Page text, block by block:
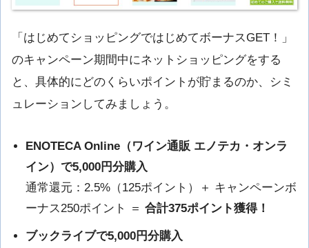
「はじめてショッピングではじめてボーナスGET！」
のキャンペーン期間中にネットショッピングをする
と、具体的にどのくらいポイントが貯まるのか、シミ
ュレーションしてみましょう。
ENOTECA Online（ワイン通販 エノテカ・オンラ
イン）で5,000円分購入
通常還元：2.5%（125ポイント）＋ キャンペーンボ
ーナス250ポイント ＝合計375ポイント獲得！
ブックライブで5,000円分購入